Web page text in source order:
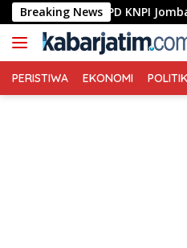
Langsung
ke
konten
Breaking News
DPD KNPI Jombang
PERISTIWA EKONOMI